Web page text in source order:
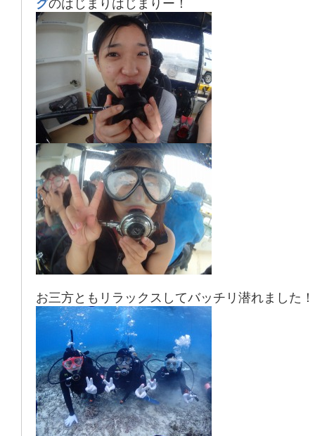
グのはじまりはじまりー！
お三方ともリラックスしてバッチリ潜れました！